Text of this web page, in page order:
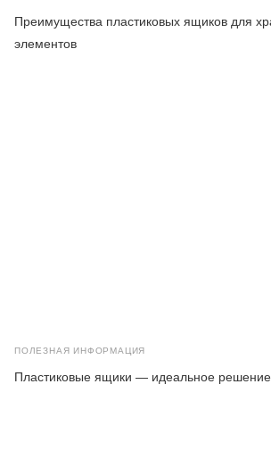
Преимущества пластиковых ящиков для
элементов
ПОЛЕЗНАЯ ИНФОРМАЦИЯ
Пластиковые ящики — идеальное решение